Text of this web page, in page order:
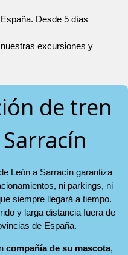
Desde 5 días
excursiones y
de tren
León a Sarracín garantiza
ni parkings, ni
siempre llegará a tiempo.
y larga distancia fuera de
de España.
compañía de su mascota,